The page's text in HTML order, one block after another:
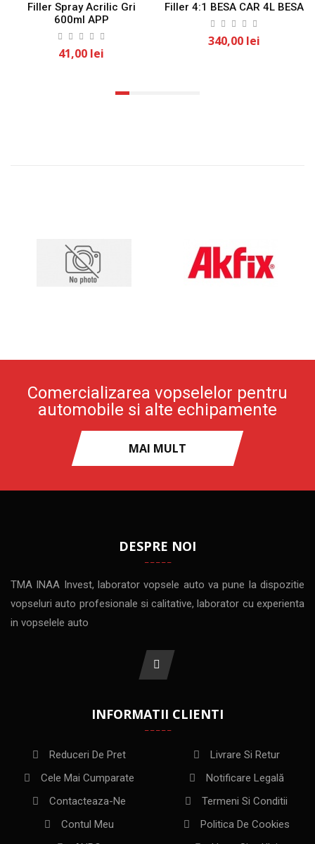
Filler Spray Acrilic Gri
600ml APP
41,00 lei
Filler 4:1 BESA CAR 4L BESA
340,00 lei
Comercializarea vopselelor pentru
automobile si alte echipamente
MAI MULT
DESPRE NOI
TMA INAA Invest, laborator vopsele auto va pune la dispozitie
vopseluri auto profesionale si calitative, laborator cu experienta
in vopselele auto
INFORMATII CLIENTI
Reduceri De Pret
Cele Mai Cumparate
Contacteaza-Ne
Contul Meu
Livrare Si Retur
Notificare Legală
Termeni Si Conditii
Politica De Cookies